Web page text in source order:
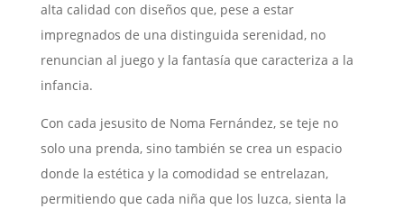
alta calidad con diseños que, pese a estar
impregnados de una distinguida serenidad, no
renuncian al juego y la fantasía que caracteriza a la
infancia.
Con cada jesusito de Noma Fernández, se teje no
solo una prenda, sino también se crea un espacio
donde la estética y la comodidad se entrelazan,
permitiendo que cada niña que los luzca, sienta la